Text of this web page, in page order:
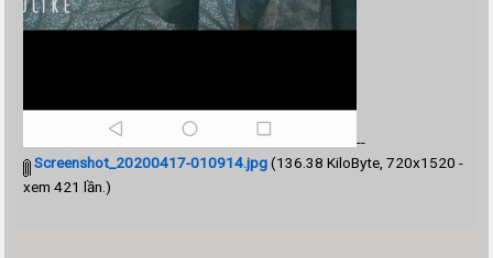
--
Screenshot_20200417-010914.jpg(136.38 KiloByte, 720x1520 -
xem 421 lần.)